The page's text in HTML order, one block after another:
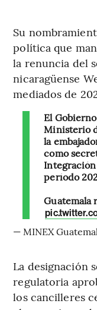
Su
política que
la renuncia del
nicaragüense
mediados de
El
Ministerio
la
como
Integración
período
Guatemala
— MINEX
La designación
regulatoria
los cancilleres